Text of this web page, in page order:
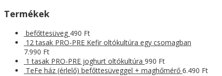
Termékek
befőttesüveg 490 Ft
12 tasak PRO-PRE Kefir oltókultúra egy csomagban
7.990 Ft
1 tasak PRO-PRE joghurt oltókultúra 990 Ft
TeFe ház (érlelő) befőttesüveggel + maghőmérő 6.490 Ft